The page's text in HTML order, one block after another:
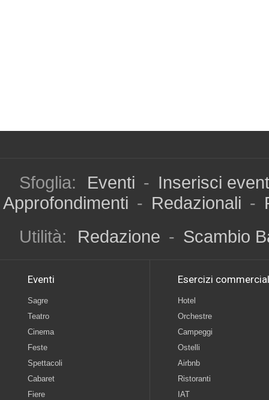
Sfoglia: Eventi - Inserisci
Approfondimenti - Redazionali -
Utilità:
Redazione - Scambio
Eventi
Sagre
Teatro
Cinema
Feste
Spettacoli
Cabaret
Fiere
Esercizi
Hotel
Orchestre
Campeggi
Ostelli
Airbnb
Ristoranti
IAT